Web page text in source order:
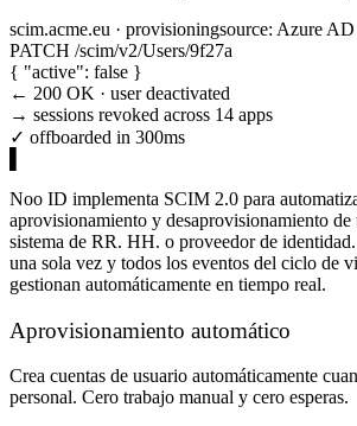
scim.acme.eu · provisioningsource: Azure AD
PATCH /scim/v2/Users/9f27a
{ "active": false }
← 200 OK · user deactivated
→ sessions revoked across 14 apps
✓ offboarded in 300ms
Noo ID implementa SCIM 2.0 para
aprovisionamiento y desaprovisionamiento de
sistema de RR. HH. o proveedor de
una sola vez y todos los eventos del ciclo de
gestionan automáticamente en tiempo real.
Aprovisionamiento automático
Crea cuentas de usuario automáticamente
personal. Cero trabajo manual y cero esperas.